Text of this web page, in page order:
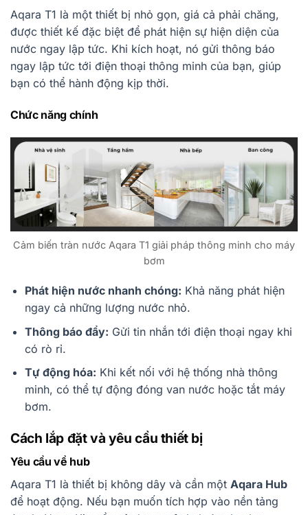
Aqara T1 là một thiết bị nhỏ gọn, giá cả phải chăng,
được thiết kế đặc biệt để phát hiện sự hiện diện của
nước ngay lập tức. Khi kích hoạt, nó gửi thông báo
ngay lập tức tới điện thoại thông minh của bạn, giúp
bạn có thể hành động kịp thời.
Chức năng chính
Cảm biến tràn nước Aqara T1 giải pháp thông minh cho máy
bơm
Phát hiện nước nhanh chóng: Khả năng phát hiện
ngay cả những lượng nước nhỏ.
Thông báo đẩy: Gửi tin nhắn tới điện thoại ngay khi
có rò rỉ.
Tự động hóa: Khi kết nối với hệ thống nhà thông
minh, có thể tự động đóng van nước hoặc tắt máy
bơm.
Cách lắp đặt và yêu cầu thiết bị
Yêu cầu về hub
Aqara T1 là thiết bị không dây và cần một Aqara Hub
để hoạt động. Nếu bạn muốn tích hợp vào nền tảng